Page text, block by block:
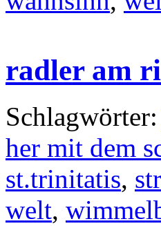
radler am
Schlagwörter:
her mit dem
st.trinitatis,
welt,